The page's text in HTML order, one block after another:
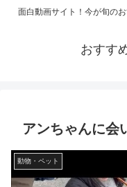
面白動画サイト！今が旬の
おすす
アンちゃんに会
動物・ペット